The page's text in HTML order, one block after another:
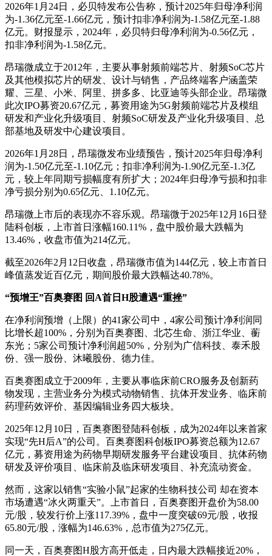
2026年1月24日，必贝特发布公告称，预计2025年归母净利润
为-1.36亿元至-1.66亿元，预计扣非净利润为-1.58亿元至-1.88
亿元。财报显示，2024年，必贝特归母净利润为-0.56亿元，
扣非净利润为-1.58亿元。
昂瑞微成立于2012年，主要从事射频前端芯片、射频SoC芯片
及其他模拟芯片的研发、设计与销售，产品终端客户涵盖荣
耀、三星、小米、阿里、拼多多、比亚迪等头部企业。昂瑞微
此次IPO募资20.67亿元，募资用途为5G射频前端芯片及模组
研发和产业化升级项目、射频SoC研发及产业化升级项目、总
部基地及研发中心建设项目。
2026年1月28日，昂瑞微发布业绩预告，预计2025年归母净利
润为-1.50亿元至-1.10亿元；扣非净利润为-1.90亿元至-1.3亿
元，较上年同期亏损幅度有所扩大；2024年归母净亏损和扣非
净亏损分别为0.65亿元、1.10亿元。
昂瑞微上市后的表现亦不容乐观。昂瑞微于2025年12月16日登
陆科创板，上市首日涨幅160.11%，盘中股价最大跌幅为
13.46%，收盘市值为214亿元。
截至2026年2月12日收盘，昂瑞微市值为144亿元，较上市首日
峰值蒸发近百亿元，期间股价最大跌幅达40.78%。
“预增王”百奥赛图 回A首日H股遭遇“重挫”
在净利润预增（上限）的41家公司中，4家公司预计净利润同
比增长超100%，分别为百奥赛图、北芯生命、浙江华业、蘅
东光；5家公司预计净利润超50%，分别为广信科技、泰禾股
份、强一股份、沐曦股份、德力佳。
百奥赛图成立于2009年，主要从事临床前CRO服务及创新药
物发现，主营业务分为模式动物销售、抗体开发业务、临床前
药理药效评价、基因编辑业务四大板块。
2025年12月10日，百奥赛图登陆科创板，成为2024年以来首家
实现“先H后A”的公司。百奥赛图科创板IPO募资总额为12.67
亿元，募资用途为药物早期研发服务平台建设项目、抗体药物
研发及评价项目、临床前及临床研发项目、补充流动资金。
然而，这家以销售“实验小鼠”起家的生物科技公司 却在资本
市场遭遇“冰火两重天”。上市首日，百奥赛图开盘价为58.00
元/股，较发行价上涨117.39%，盘中一度突破69元/股，收报
65.80元/股，涨幅为146.63%，总市值为275亿元。
同一天，百奥赛图H股方高开低走，日内最大跌幅接近20%，